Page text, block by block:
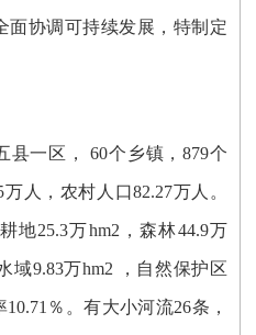
面协调可持续发展，特制定
县一区， 60个乡镇，879个
人，农村人口82.27万人。
地25.3万hm2，森林44.9万
域9.83万hm2 ，自然保护区
％。有大小河流26条，